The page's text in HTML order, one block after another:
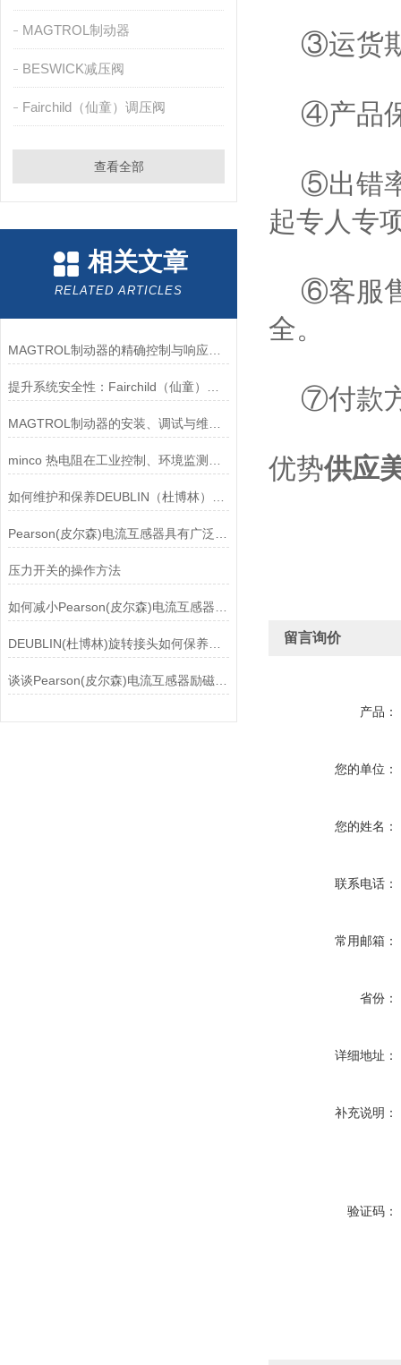
MAGTROL制动器
BESWICK减压阀
Fairchild（仙童）调压阀
查看全部
相关文章
RELATED ARTICLES
压力开关的操作方法
DEUBLIN(杜博林)旋转接头如何保养？需要注意哪些事项？
谈谈Pearson(皮尔森)电流互感器励磁特性试验的目的
③运货期
④产品
⑤出错率
起专人专
⑥客服售
全。
⑦付款
优势供应
留言询价
产品：
您的单位：
您的姓名：
联系电话：
常用邮箱：
省份：
详细地址：
补充说明：
验证码：